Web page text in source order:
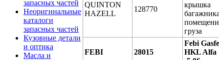
запасных частей
Неоригинальные
каталоги
запасных частей
Кузовные детали
и оптика
Масла и
QUINTON
HAZELL
128770
крышка
груза
FEBI 28015
Febi
HKL Alfa